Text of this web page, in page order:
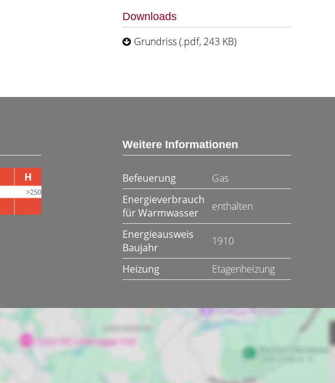
Downloads
Grundriss (.pdf, 243 KB)
Weitere Informationen
Befeuerung
Gas
Energieverbrauch
für Warmwasser
enthalten
Energieausweis
Baujahr
1910
Heizung Etagenheizung